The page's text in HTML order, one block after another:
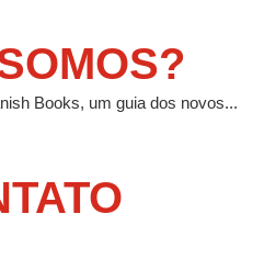
Books, um guia dos novos...